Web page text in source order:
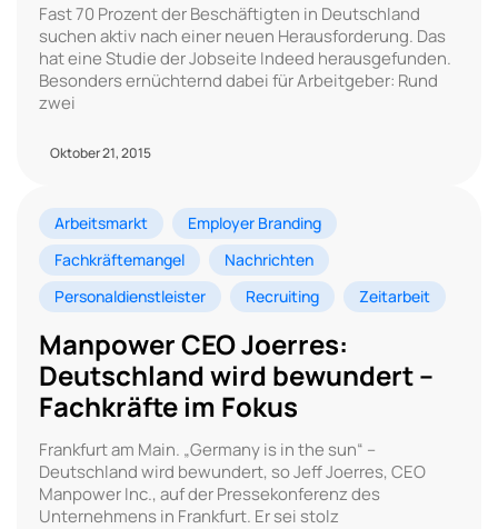
Fast 70 Prozent der Beschäftigten in Deutschland
suchen aktiv nach einer neuen Herausforderung. Das
hat eine Studie der Jobseite Indeed herausgefunden.
Besonders ernüchternd dabei für Arbeitgeber: Rund
zwei
Oktober 21, 2015
Arbeitsmarkt
Employer Branding
Fachkräftemangel
Nachrichten
Personaldienstleister
Recruiting Zeitarbeit
Manpower CEO Joerres:
Deutschland wird bewundert –
Fachkräfte im Fokus
Frankfurt am Main. „Germany is in the sun“ –
Deutschland wird bewundert, so Jeff Joerres, CEO
Manpower Inc., auf der Pressekonferenz des
Unternehmens in Frankfurt. Er sei stolz